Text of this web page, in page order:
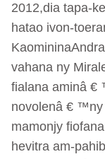
2012,dia tapa-
hatao ivon-
vahana ny
fialana aminâ €
novolenâ € ™ny
mamonjy
hevitra am-